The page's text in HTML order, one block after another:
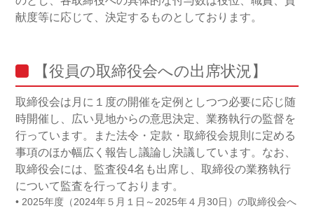
献度等に応じて、決定するものとしております。
【役員の取締役会への出席状況】
取締役会は月に１度の開催を定例としつつ必要に応じ随
時開催し、広い見地からの意思決定、業務執行の監督を
行っています。また法令・定款・取締役会規則に定める
事項のほか幅広く報告し議論し決議しています。なお、
取締役会には、監査役4名も出席し、取締役の業務執行
について監査を行っております。
• 2025年度（2024年５月１日～2025年４月30日）の取締役会へ